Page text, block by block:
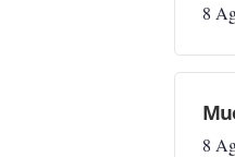
8
8